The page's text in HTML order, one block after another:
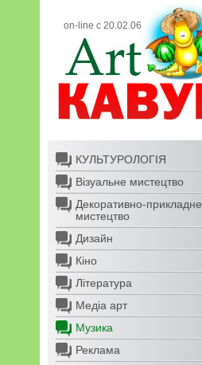
on-line с 20.02.06
КУЛЬТУРОЛОГІЯ
Візуальне мистецтво
Декоративно-прикладне
мистецтво
Дизайн
Кіно
Література
Медіа арт
Музика
Реклама